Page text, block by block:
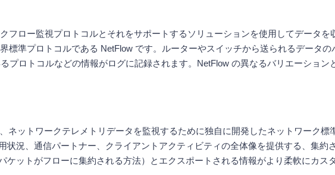
フロー監視プロトコルとそれをサポートするソリューションを使用してデータ
標準プロトコルである NetFlow です。ルーターやスイッチから送られるデータ
プロトコルなどの情報がログに記録されます。NetFlow の異なるバリエーショ
ネットワークテレメトリデータを監視するために独自に開発したネットワーク標
状況、通信パートナー、クライアントアクティビティの全体像を提供する、集約
ットがフローに集約される方法）とエクスポートされる情報がより柔軟にカス